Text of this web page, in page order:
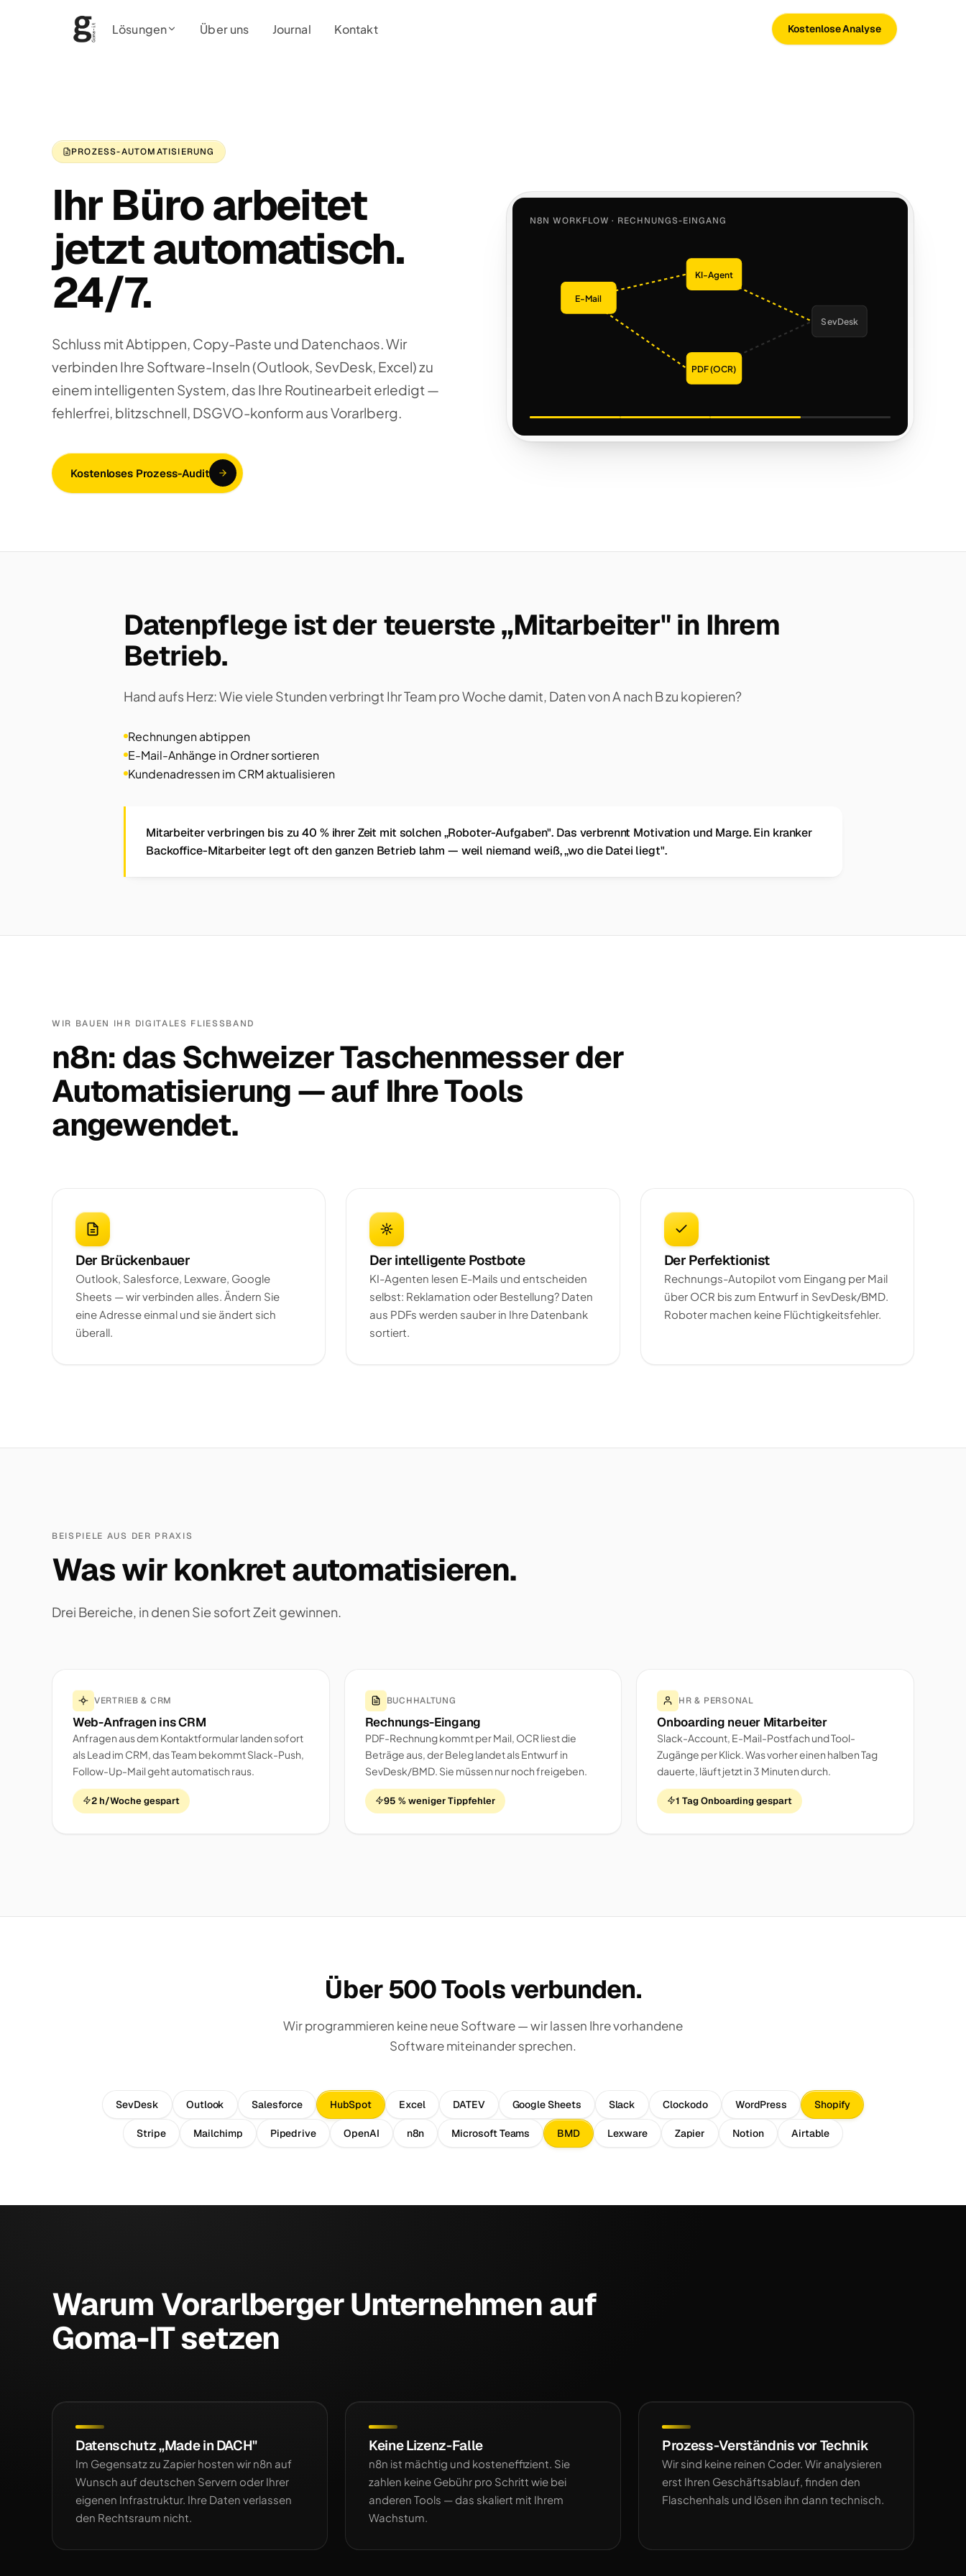
Lösungen Über uns Journal Kontakt Kostenlose Analyse
PROZESS-AUTOMATISIERUNG
Ihr Büro arbeitet
jetzt automatisch.
24/7.
Schluss mit Abtippen, Copy-Paste und Datenchaos. Wir
verbinden Ihre Software-Inseln (Outlook, SevDesk, Excel) zu
einem intelligenten System, das Ihre Routinearbeit erledigt —
fehlerfrei, blitzschnell, DSGVO-konform aus Vorarlberg.
Kostenloses Prozess-Audit
N8N WORKFLOW · RECHNUNGS-EINGANG
E-Mail
KI-Agent
PDF (OCR)
SevDesk
Datenpflege ist der teuerste „Mitarbeiter" in Ihrem
Betrieb.
Hand aufs Herz: Wie viele Stunden verbringt Ihr Team pro Woche damit, Daten von A nach B zu kopieren?
Rechnungen abtippen
E-Mail-Anhänge in Ordner sortieren
Kundenadressen im CRM aktualisieren
Mitarbeiter verbringen bis zu 40 % ihrer Zeit mit solchen „Roboter-Aufgaben". Das verbrennt Motivation und Marge. Ein kranker
Backoffice-Mitarbeiter legt oft den ganzen Betrieb lahm — weil niemand weiß, „wo die Datei liegt".
WIR BAUEN IHR DIGITALES FLIESSBAND
n8n: das Schweizer Taschenmesser der
Automatisierung — auf Ihre Tools
angewendet.
Der Brückenbauer
Outlook, Salesforce, Lexware, Google
Sheets — wir verbinden alles. Ändern Sie
eine Adresse einmal und sie ändert sich
überall.
Der intelligente Postbote
KI-Agenten lesen E-Mails und entscheiden
selbst: Reklamation oder Bestellung? Daten
aus PDFs werden sauber in Ihre Datenbank
sortiert.
Der Perfektionist
Rechnungs-Autopilot vom Eingang per Mail
über OCR bis zum Entwurf in SevDesk/BMD.
Roboter machen keine Flüchtigkeitsfehler.
BEISPIELE AUS DER PRAXIS
Was wir konkret automatisieren.
Drei Bereiche, in denen Sie sofort Zeit gewinnen.
VERTRIEB & CRM
Web-Anfragen ins CRM
Anfragen aus dem Kontaktformular landen sofort
als Lead im CRM, das Team bekommt Slack-Push,
Follow-Up-Mail geht automatisch raus.
2 h/Woche gespart
BUCHHALTUNG
Rechnungs-Eingang
PDF-Rechnung kommt per Mail, OCR liest die
Beträge aus, der Beleg landet als Entwurf in
SevDesk/BMD. Sie müssen nur noch freigeben.
95 % weniger Tippfehler
HR & PERSONAL
Onboarding neuer Mitarbeiter
Slack-Account, E-Mail-Postfach und Tool-
Zugänge per Klick. Was vorher einen halben Tag
dauerte, läuft jetzt in 3 Minuten durch.
1 Tag Onboarding gespart
Über 500 Tools verbunden.
Wir programmieren keine neue Software — wir lassen Ihre vorhandene
Software miteinander sprechen.
SevDesk Outlook Salesforce HubSpot Excel DATEV Google Sheets Slack Clockodo WordPress Shopify
Stripe Mailchimp Pipedrive OpenAI n8n Microsoft Teams BMD Lexware Zapier Notion Airtable
Warum Vorarlberger Unternehmen auf
Goma-IT setzen
Datenschutz „Made in DACH"
Im Gegensatz zu Zapier hosten wir n8n auf
Wunsch auf deutschen Servern oder Ihrer
eigenen Infrastruktur. Ihre Daten verlassen
den Rechtsraum nicht.
Keine Lizenz-Falle
n8n ist mächtig und kosteneffizient. Sie
zahlen keine Gebühr pro Schritt wie bei
anderen Tools — das skaliert mit Ihrem
Wachstum.
Prozess-Verständnis vor Technik
Wir sind keine reinen Coder. Wir analysieren
erst Ihren Geschäftsablauf, finden den
Flaschenhals und lösen ihn dann technisch.